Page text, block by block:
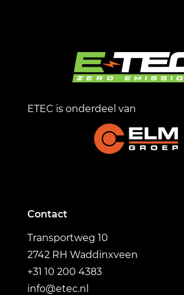
ETEC is onderdeel van
Contact
Transportweg 10
2742 RH Waddinxveen
+31 10 200 4383
info@etec.nl